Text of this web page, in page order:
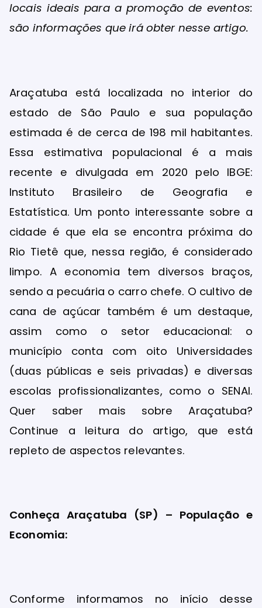
locais ideais para a promoção de eventos:
são informações que irá obter nesse artigo.
Araçatuba está localizada no interior do
estado de São Paulo e sua população
estimada é de cerca de 198 mil habitantes.
Essa estimativa populacional é a mais
recente e divulgada em 2020 pelo IBGE:
Instituto Brasileiro de Geografia e
Estatística. Um ponto interessante sobre a
cidade é que ela se encontra próxima do
Rio Tietê que, nessa região, é considerado
limpo. A economia tem diversos braços,
sendo a pecuária o carro chefe. O cultivo de
cana de açúcar também é um destaque,
assim como o setor educacional: o
município conta com oito Universidades
(duas públicas e seis privadas) e diversas
escolas profissionalizantes, como o SENAI.
Quer saber mais sobre Araçatuba?
Continue a leitura do artigo, que está
repleto de aspectos relevantes.
Conheça Araçatuba (SP) – População e
Economia:
Conforme informamos no início desse